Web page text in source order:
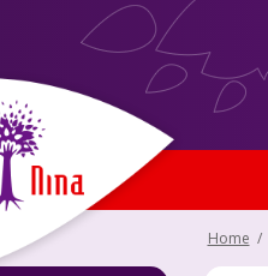
Home /